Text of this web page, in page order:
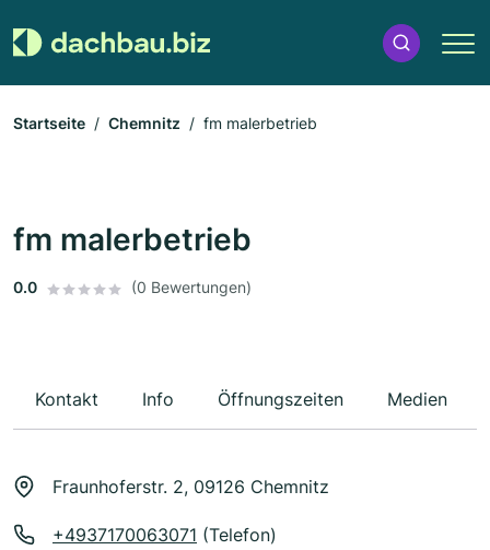
Startseite Chemnitz fm malerbetrieb
fm malerbetrieb
0.0 (0 Bewertungen)
Kontakt Info Öffnungszeiten Medien
Fraunhoferstr. 2, 09126 Chemnitz
+4937170063071 (Telefon)